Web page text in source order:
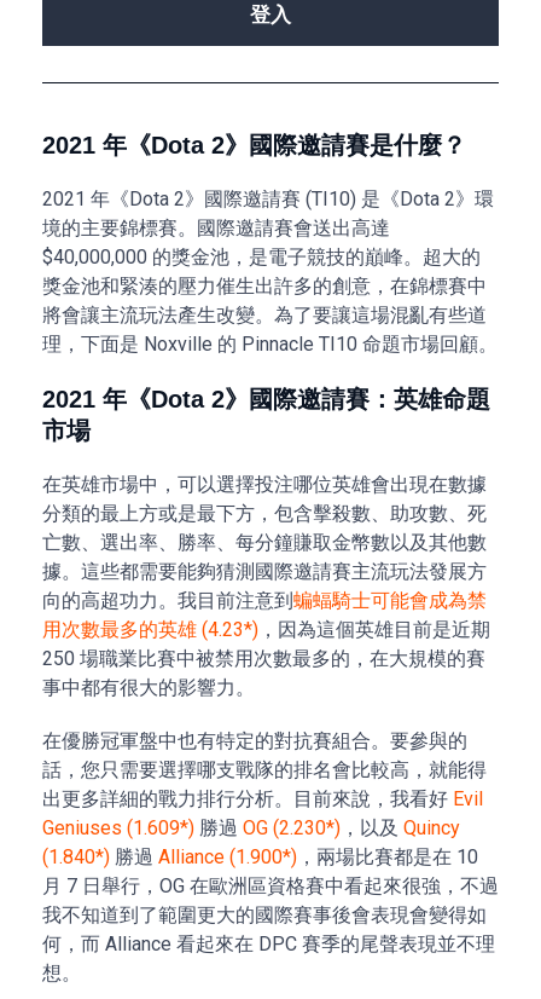
登入
2021 年《Dota 2》國際邀請賽是什麼？
2021 年《Dota 2》國際邀請賽 (TI10) 是《Dota 2》環
境的主要錦標賽。國際邀請賽會送出高達
$40,000,000 的獎金池，是電子競技的巔峰。超大的
獎金池和緊湊的壓力催生出許多的創意，在錦標賽中
將會讓主流玩法產生改變。為了要讓這場混亂有些道
理，下面是 Noxville 的 Pinnacle TI10 命題市場回顧。
2021 年《Dota 2》國際邀請賽：英雄命題
市場
在英雄市場中，可以選擇投注哪位英雄會出現在數據
分類的最上方或是最下方，包含擊殺數、助攻數、死
亡數、選出率、勝率、每分鐘賺取金幣數以及其他數
據。這些都需要能夠猜測國際邀請賽主流玩法發展方
向的高超功力。我目前注意到蝙蝠騎士可能會成為禁
用次數最多的英雄 (4.23*) ，因為這個英雄目前是近期
250 場職業比賽中被禁用次數最多的，在大規模的賽
事中都有很大的影響力。
在優勝冠軍盤中也有特定的對抗賽組合。要參與的
話，您只需要選擇哪支戰隊的排名會比較高，就能得
出更多詳細的戰力排行分析。目前來說，我看好 Evil
Geniuses (1.609*) 勝過 OG (2.230*) ，以及 Quincy
(1.840*) 勝過 Alliance (1.900*) ，兩場比賽都是在 10
月 7 日舉行，OG 在歐洲區資格賽中看起來很強，不過
我不知道到了範圍更大的國際賽事後會表現會變得如
何，而 Alliance 看起來在 DPC 賽季的尾聲表現並不理
想。